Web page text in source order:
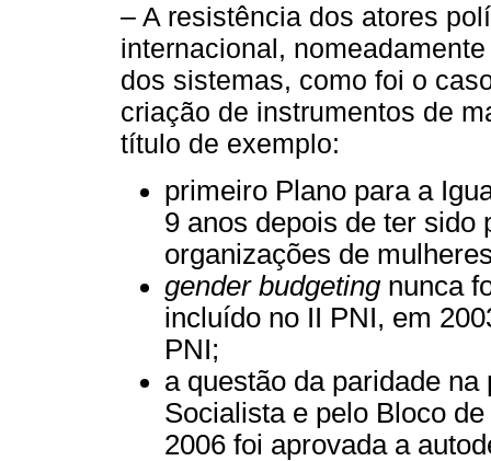
– A resistência dos atores
internacional,
dos sistemas, como foi o
criação de instrumentos de
título de exemplo:
primeiro Plano para a
9 anos depois de ter sido
organizações de
gender budgetingnunca
incluído no II PNI, em
PNI;
a questão da paridade
Socialista e pelo Bloco
2006 foi aprovada a